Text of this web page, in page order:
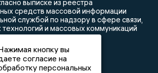
выписке из реестра
средств массовой информации
службой по надзору в сфере связи,
и массовых коммуникаций
кнопку вы
согласие на
персональных